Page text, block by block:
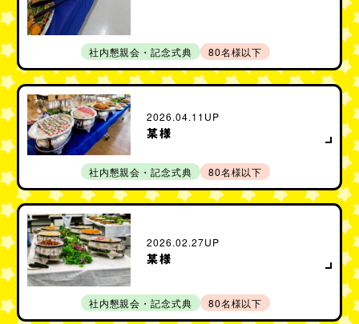
社内懇親会・記念式典 80名様以下
2026.04.11UP
某様
社内懇親会・記念式典 80名様以下
2026.02.27UP
某様
社内懇親会・記念式典 80名様以下